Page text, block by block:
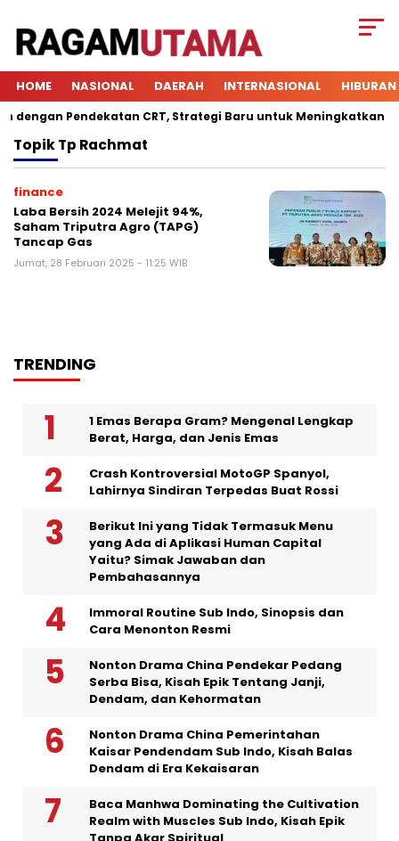
HOME NASIONAL DAERAH INTERNASIONAL HIBURAN
Pendekatan CRT, Strategi Baru untuk Meningkatkan
TopikTp Rachmat
finance
Laba Bersih 2024 Melejit 94%,
Saham Triputra Agro (TAPG)
Tancap Gas
Jumat, 28 Februari 2025 - 11:25 WIB
TRENDING
1 Emas Berapa Gram? Mengenal Lengkap
Berat, Harga, dan Jenis Emas
Crash Kontroversial MotoGP Spanyol,
Lahirnya Sindiran Terpedas Buat Rossi
Berikut Ini yang Tidak Termasuk Menu
yang Ada di Aplikasi Human Capital
Yaitu? Simak Jawaban dan
Pembahasannya
Immoral Routine Sub Indo, Sinopsis dan
Cara Menonton Resmi
Nonton Drama China Pendekar Pedang
Serba Bisa, Kisah Epik Tentang Janji,
Dendam, dan Kehormatan
Nonton Drama China Pemerintahan
Kaisar Pendendam Sub Indo, Kisah Balas
Dendam di Era Kekaisaran
Baca Manhwa Dominating the Cultivation
Realm with Muscles Sub Indo, Kisah Epik